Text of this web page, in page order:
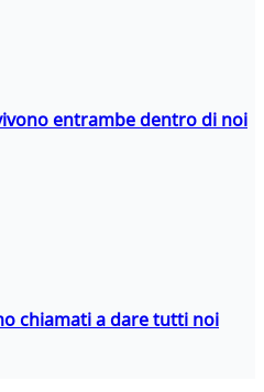
entrambe dentro di noi
chiamati a dare tutti noi